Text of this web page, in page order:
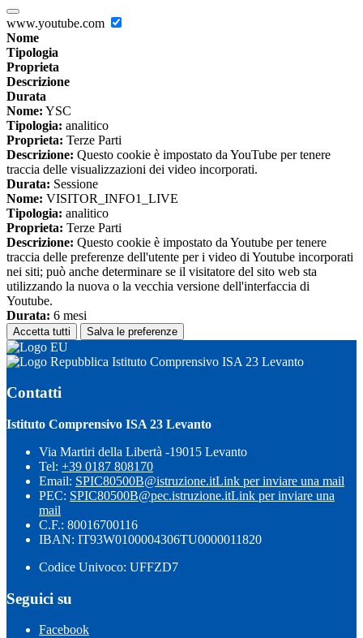
www.youtube.com
Nome
Tipologia
Proprieta
Descrizione
Durata
Nome: YSC
Tipologia: analitico
Proprieta: Terze Parti
Descrizione: Questo cookie è impostato da YouTube per tenere
traccia delle visualizzazioni dei video incorporati.
Durata: Sessione
Nome: VISITOR_INFO1_LIVE
Tipologia: analitico
Proprieta: Terze Parti
Descrizione: Questo cookie è impostato da Youtube per tenere
traccia delle preferenze dell'utente per i video di Youtube incorporati
nei siti; può anche determinare se il visitatore del sito web sta
utilizzando la nuova o la vecchia versione dell'interfaccia di
Youtube.
Durata: 6 mesi
Accetta tutti Salva le preferenze
Istituto Comprensivo ISA 23 Levanto
Contatti
Istituto Comprensivo ISA 23 Levanto
Via Martiri della Libertà -19015 Levanto
Tel: +39 0187 808170
Email: SPIC80500B@istruzione.itLink per inviare una mail
PEC: SPIC80500B@pec.istruzione.itLink per inviare una
mail
C.F.: 80016700116
IBAN: IT93W0100004306TU0000011820
Codice Univoco: UFFZD7
Seguici su
Facebook